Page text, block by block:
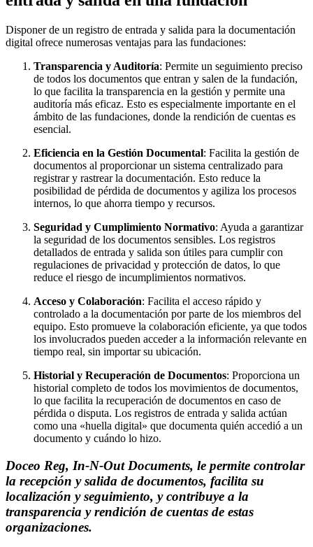
Disponer de un registro de entrada y salida para la documentación
digital ofrece numerosas ventajas para las fundaciones:
Transparencia y Auditoría: Permite un seguimiento preciso
de todos los documentos que entran y salen de la fundación,
lo que facilita la transparencia en la gestión y permite una
auditoría más eficaz. Esto es especialmente importante en el
ámbito de las fundaciones, donde la rendición de cuentas es
esencial.
Eficiencia en la Gestión Documental: Facilita la gestión de
documentos al proporcionar un sistema centralizado para
registrar y rastrear la documentación. Esto reduce la
posibilidad de pérdida de documentos y agiliza los procesos
internos, lo que ahorra tiempo y recursos.
Seguridad y Cumplimiento Normativo: Ayuda a garantizar
la seguridad de los documentos sensibles. Los registros
detallados de entrada y salida son útiles para cumplir con
regulaciones de privacidad y protección de datos, lo que
reduce el riesgo de incumplimientos normativos.
Acceso y Colaboración: Facilita el acceso rápido y
controlado a la documentación por parte de los miembros del
equipo. Esto promueve la colaboración eficiente, ya que todos
los involucrados pueden acceder a la información relevante en
tiempo real, sin importar su ubicación.
Historial y Recuperación de Documentos: Proporciona un
historial completo de todos los movimientos de documentos,
lo que facilita la recuperación de documentos en caso de
pérdida o disputa. Los registros de entrada y salida actúan
como una «huella digital» que documenta quién accedió a un
documento y cuándo lo hizo.
Doceo Reg, In-N-Out Documents, le permite controlar
la recepción y salida de documentos, facilita su
localización y seguimiento, y contribuye a la
transparencia y rendición de cuentas de estas
organizaciones.